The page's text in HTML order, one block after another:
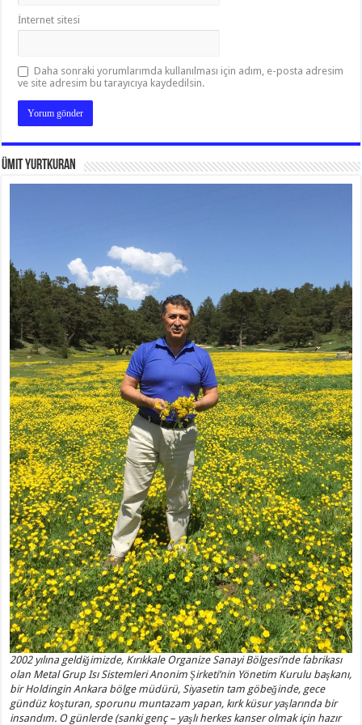
İnternet sitesi
Daha sonraki yorumlarımda kullanılması için adım, e-posta adresim
ve site adresim bu tarayıcıya kaydedilsin.
Ümit Yurtkuran
2002 yılına geldiğimizde, Kırıkkale Organize Sanayi Bölgesi’nde fabrikası
olan Metal Grup Isı Sistemleri Anonim Şirketi’nin Yönetim Kurulu başkanı,
bir Holdingin Ankara bölge müdürü, Siyasetin tam göbeğinde, gece
gündüz koşturan, sporunu muntazam yapan, kırk küsur yaşlarında bir
insandım. O günlerde (sanki genç – yaşlı herkes kanser olmak için hazır